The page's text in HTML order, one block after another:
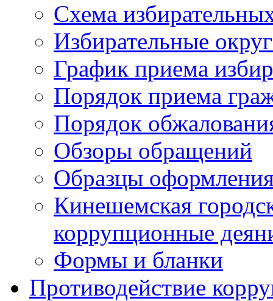
Схема
Избирательные
График приема
Порядок приема
Порядок
Обзоры обращений
Образцы
Кинешемская
коррупционные
Формы и бланки
Противодействие